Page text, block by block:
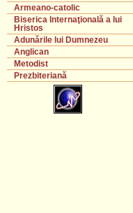
Armeano-catolic
Biserica Internaţională a lui
Hristos
Adunările lui Dumnezeu
Anglican
Metodist
Prezbiteriană